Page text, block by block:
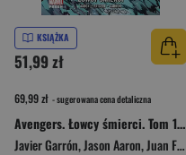
KSIĄŻKA
51,99 zł
69,99 zł - sugerowana cena detaliczna
Avengers. Łowcy śmierci. Tom 10. Marvel Fresh
Javier Garrón,Jason Aaron,Juan Frigeri